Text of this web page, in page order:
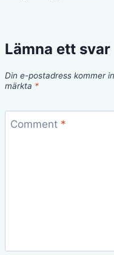
Lämna ett svar
Din e-postadress kommer
märkta *
Comment *